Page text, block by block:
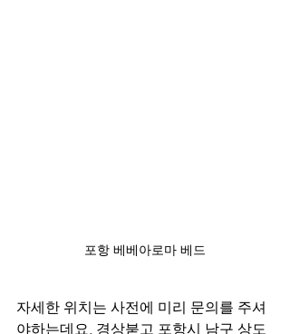
포항 베베아로마 베드
자세한 위치는 사전에 미리 문의를 주셔
야하는데요, 경상붇고 포항시 남구 상도